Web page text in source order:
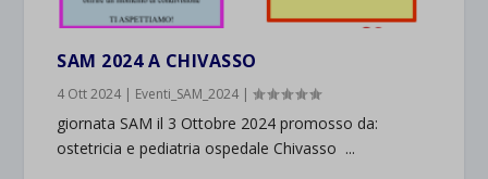
SAM 2024 A CHIVASSO
4 Ott 2024 | Eventi_SAM_2024 |
giornata SAM il 3 Ottobre 2024 promosso da:
ostetricia e pediatria ospedale Chivasso ...